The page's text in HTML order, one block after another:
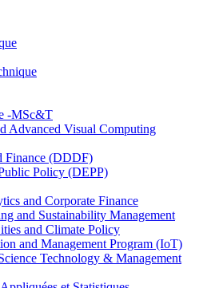
-MSc&T
Advanced Visual Computing
Finance (DDDF)
Policy (DEPP)
and Corporate Finance
and Sustainability Management
and Climate Policy
and Management Program (IoT)
Technology & Management